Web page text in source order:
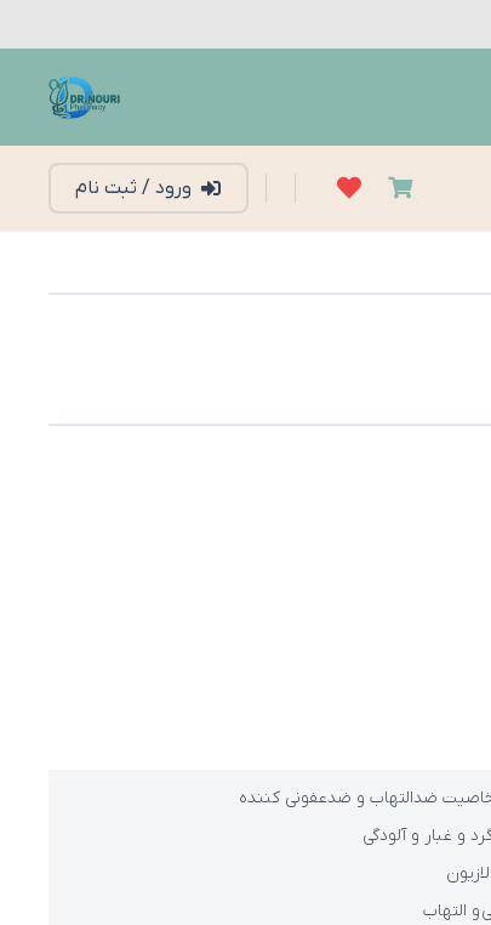
ورود / ثبت نام
ضدالتهاب و ضدعفونی کننده
و غبار و آلودگی
و التهاب